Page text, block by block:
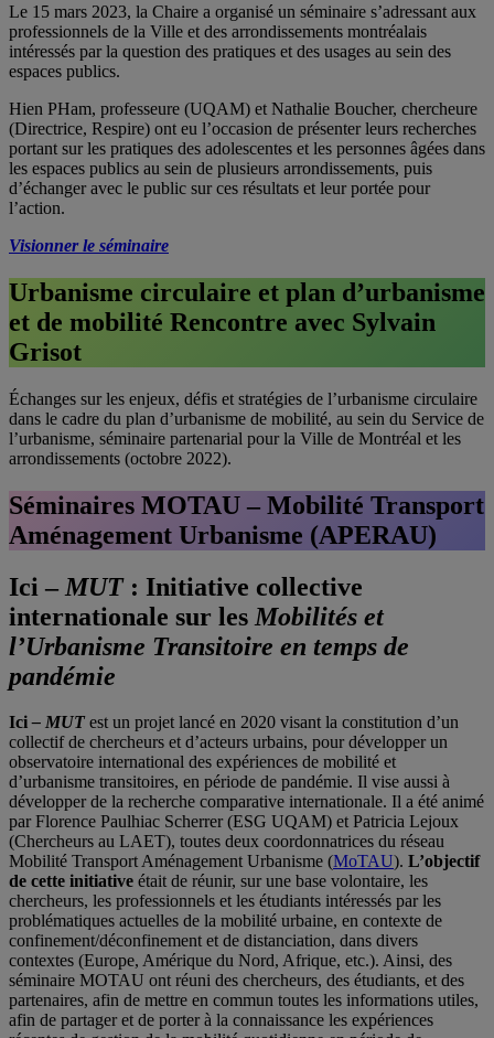
Le 15 mars 2023, la Chaire a organisé un séminaire s’adressant aux
professionnels de la Ville et des arrondissements montréalais
intéressés par la question des pratiques et des usages au sein des
espaces publics.
Hien PHam, professeure (UQAM) et Nathalie Boucher, chercheure
(Directrice, Respire) ont eu l’occasion de présenter leurs recherches
portant sur les pratiques des adolescentes et les personnes âgées dans
les espaces publics au sein de plusieurs arrondissements, puis
d’échanger avec le public sur ces résultats et leur portée pour
l’action.
Visionner le séminaire
Urbanisme circulaire et plan d’urbanisme
et de mobilité Rencontre avec Sylvain
Grisot
Échanges sur les enjeux, défis et stratégies de l’urbanisme circulaire
dans le cadre du plan d’urbanisme de mobilité, au sein du Service de
l’urbanisme, séminaire partenarial pour la Ville de Montréal et les
arrondissements (octobre 2022).
Séminaires MOTAU – Mobilité Transport
Aménagement Urbanisme (APERAU)
Ici – MUT: Initiative collective
internationale sur les Mobilités et
l’Urbanisme Transitoire en temps de
pandémie
Ici– MUTest un projet lancé en 2020 visant la constitution d’un
collectif de chercheurs et d’acteurs urbains, pour développer un
observatoire international des expériences de mobilité et
d’urbanisme transitoires, en période de pandémie. Il vise aussi à
développer de la recherche comparative internationale. Il a été animé
par Florence Paulhiac Scherrer (ESG UQAM) et Patricia Lejoux
(Chercheurs au LAET), toutes deux coordonnatrices du réseau
Mobilité Transport Aménagement Urbanisme (MoTAU). L’objectif
de cette initiative était de réunir, sur une base volontaire, les
chercheurs, les professionnels et les étudiants intéressés par les
problématiques actuelles de la mobilité urbaine, en contexte de
confinement/déconfinement et de distanciation, dans divers
contextes (Europe, Amérique du Nord, Afrique, etc.). Ainsi, des
séminaire MOTAU ont réuni des chercheurs, des étudiants, et des
partenaires, afin de mettre en commun toutes les informations utiles,
afin de partager et de porter à la connaissance les expériences